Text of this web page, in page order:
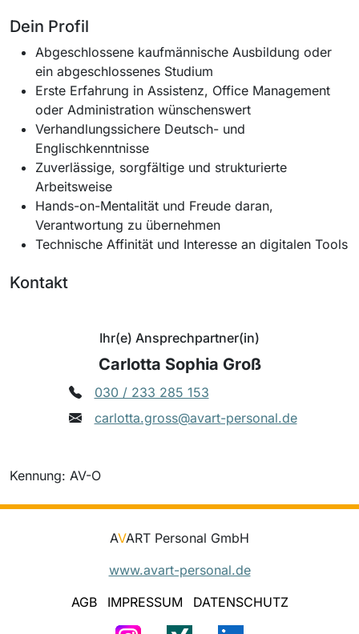
Dein Profil
Abgeschlossene kaufmännische Ausbildung oder
ein abgeschlossenes Studium
Erste Erfahrung in Assistenz, Office Management
oder Administration wünschenswert
Verhandlungssichere Deutsch- und
Englischkenntnisse
Zuverlässige, sorgfältige und strukturierte
Arbeitsweise
Hands-on-Mentalität und Freude daran,
Verantwortung zu übernehmen
Technische Affinität und Interesse an digitalen Tools
Kontakt
Ihr(e) Ansprechpartner(in)
Carlotta Sophia Groß
030 / 233 285 153
carlotta.gross@avart-personal.de
Kennung: AV-O
AVART Personal GmbH
www.avart-personal.de
AGB
IMPRESSUM DATENSCHUTZ